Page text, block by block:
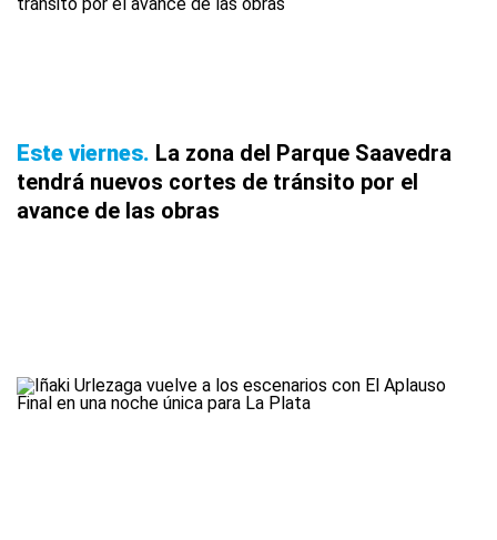
Este viernes La zona del Parque Saavedra
tendrá nuevos cortes de tránsito por el
avance de las obras